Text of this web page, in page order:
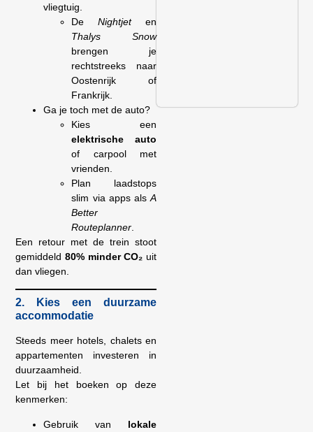
vliegtuig.
DeNightjeten
Thalys Snow
brengen je
rechtstreeks naar
Oostenrijk of
Frankrijk.
Ga je toch met de auto?
Kies een
elektrische auto
of carpool met
vrienden.
Plan laadstops
slim via apps als A
Better
Routeplanner
Een retour met de trein stoot
gemiddeld80% minder CO₂ uit
dan vliegen.
2. Kies een duurzame
accommodatie
Steeds meer hotels, chalets en
appartementen investeren in
duurzaamheid.
Let bij het boeken op deze
kenmerken:
Gebruik van lokale